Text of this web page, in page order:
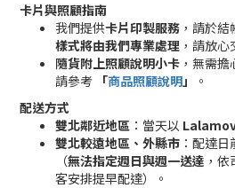
卡片與照顧指南
我們提供卡片印製服務 ，請於結
樣式將由我們專業處理 ，請放心
隨貨附上照顧說明小卡 ，無需
請參考 「商品照顧說明」
。
配送方式
雙北鄰近地區 ：當天以
雙北較遠地區、外縣市 ：配達
（無法指定週日與週一送達 ，
客安排提早配達）。